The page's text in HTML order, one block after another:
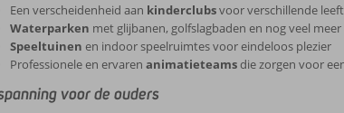
Een verscheidenheid aan kinderclubsvoor verschillende
Waterparken met glijbanen, golfslagbaden en nog veel meer
Speeltuinen en indoor speelruimtes voor eindeloos plezier
Professionele en ervaren animatieteamsdie zorgen voor
voor de ouders